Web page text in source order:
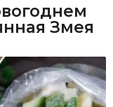
Змея